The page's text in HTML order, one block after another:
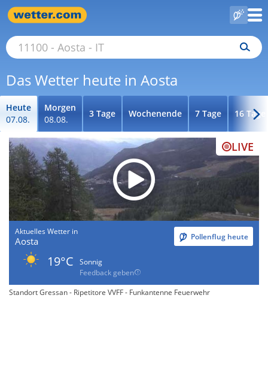
Das Wetter heute in Aosta
Heute
07.08.
Morgen
08.08.
3 Tage Wochenende 7 Tage 16 Tage
LIVE
Aktuelles Wetter in
Aosta Pollenflug heute
19°C
Sonnig
Feedback geben
Standort Gressan - Ripetitore VVFF - Funkantenne Feuerwehr